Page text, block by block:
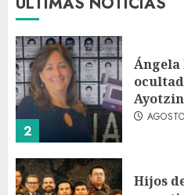
1
2
Ángela
Hijos